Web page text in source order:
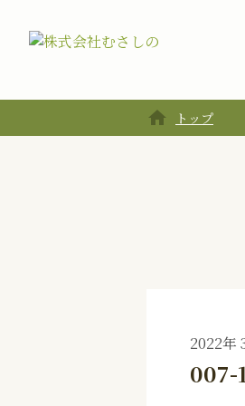
home トップ
2022年
007-